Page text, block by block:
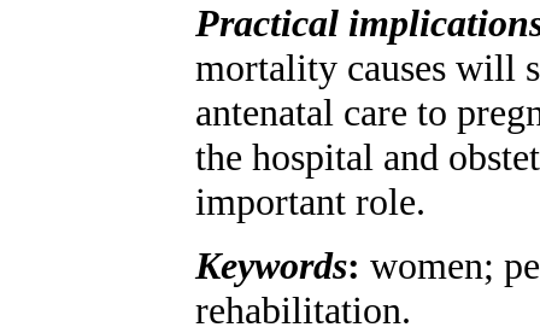
Practical
mortality causes will
antenatal care to
the hospital and
important role.
Keywords: women;
rehabilitation.